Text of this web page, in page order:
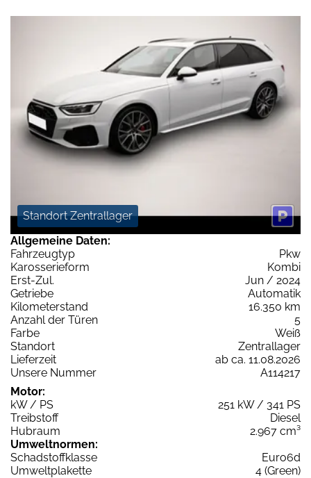
Standort Zentrallager
Allgemeine Daten:
Fahrzeugtyp
Pkw
Karosserieform
Kombi
Erst-Zul.
Jun / 2024
Getriebe
Automatik
Kilometerstand
16.350 km
Anzahl der Türen
5
Farbe
Weiß
Standort
Zentrallager
Lieferzeit
ab ca. 11.08.2026
Unsere Nummer
A114217
Motor:
kW / PS
251 kW / 341 PS
Treibstoff
Diesel
Hubraum
2.967 cm³
Umweltnormen:
Schadstoffklasse
Euro6d
Umweltplakette
4 (Green)